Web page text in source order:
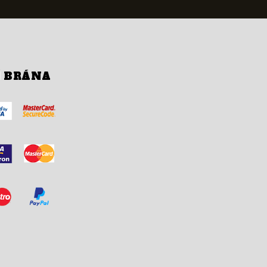
BRÁNA